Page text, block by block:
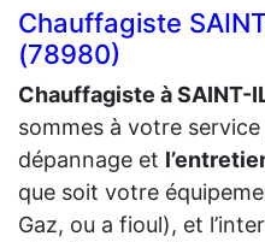
Chauffagiste
(78980)
Chauffagiste à SAINT-
sommes à votre
dépannage et
que soit votre
Gaz, ou a fioul), et